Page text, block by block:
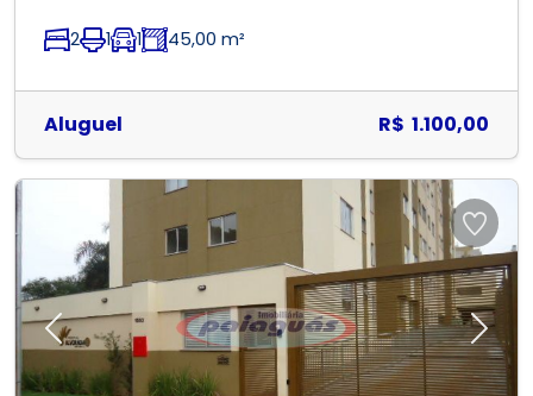
2 1 1 45,00 m²
Aluguel R$ 1.100,00
Previous Next